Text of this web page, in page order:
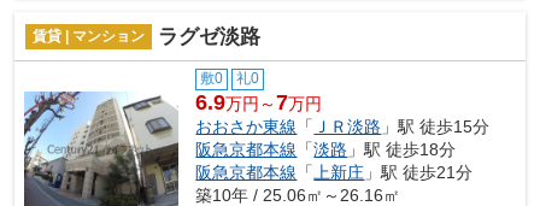
賃貸 | マンション ラグゼ淡路
敷0 礼0
6.9万円～7万円
おおさか東線 「 ＪＲ淡路 」駅 徒歩15分
阪急京都本線 「淡路 」駅 徒歩18分
阪急京都本線 「 上新庄 」駅 徒歩21分
築10年 / 25.06㎡～26.16㎡